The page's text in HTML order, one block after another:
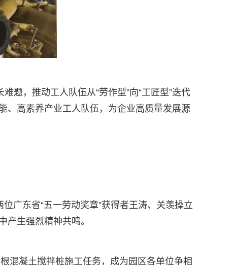
题，推动工人队伍从“劳作型”向“工匠型”迭代
、高素养产业工人队伍，为企业高质量发展源
广东省“五一劳动奖章”获得者王涛、关羡操立
生强烈精神共鸣。
混凝土搅拌桩施工任务，成为园区各单位争相